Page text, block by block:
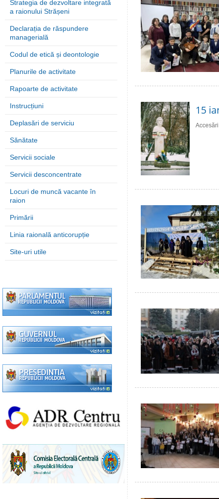
Strategia de dezvoltare integrată
a raionului Strășeni
Declarația de răspundere
managerială
Codul de etică și deontologie
Planurile de activitate
Rapoarte de activitate
Instrucțiuni
Deplasări de serviciu
Sănătate
Servicii sociale
Servicii desconcentrate
Locuri de muncă vacante în
raion
Primării
Linia raională anticorupție
Site-uri utile
15